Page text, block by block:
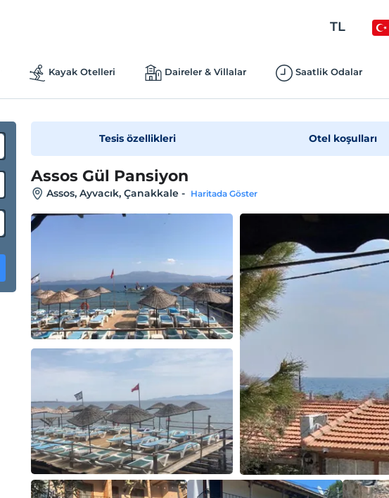
TL
Kayak Otelleri Daireler & Villalar Saatlik Odalar
Tesis özellikleri Otel koşulları
Assos Gül Pansiyon
Assos, Ayvacık, Çanakkale- Haritada Göster